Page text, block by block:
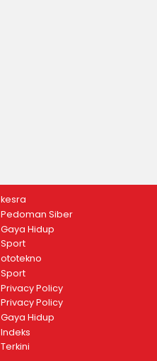
kesra
Pedoman Siber
Gaya Hidup
Sport
ototekno
Sport
Privacy Policy
Privacy Policy
Gaya Hidup
Indeks
Terkini